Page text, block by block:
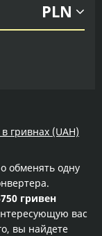
PLN
гривнах (UAH)
обменять одну
гривен
вас
вы найдете